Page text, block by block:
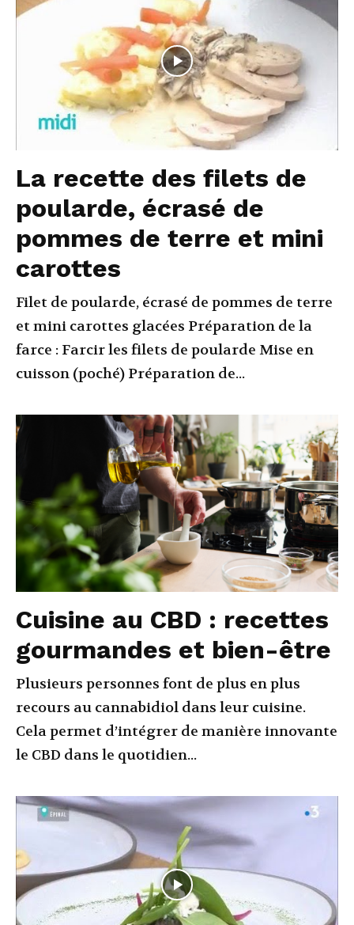
La recette des filets de
poularde, écrasé de
pommes de terre et mini
carottes
Filet de poularde, écrasé de pommes de terre
et mini carottes glacées Préparation de la
farce : Farcir les filets de poularde Mise en
cuisson (poché) Préparation de...
Cuisine au CBD : recettes
gourmandes et bien-être
Plusieurs personnes font de plus en plus
recours au cannabidiol dans leur cuisine.
Cela permet d’intégrer de manière innovante
le CBD dans le quotidien...